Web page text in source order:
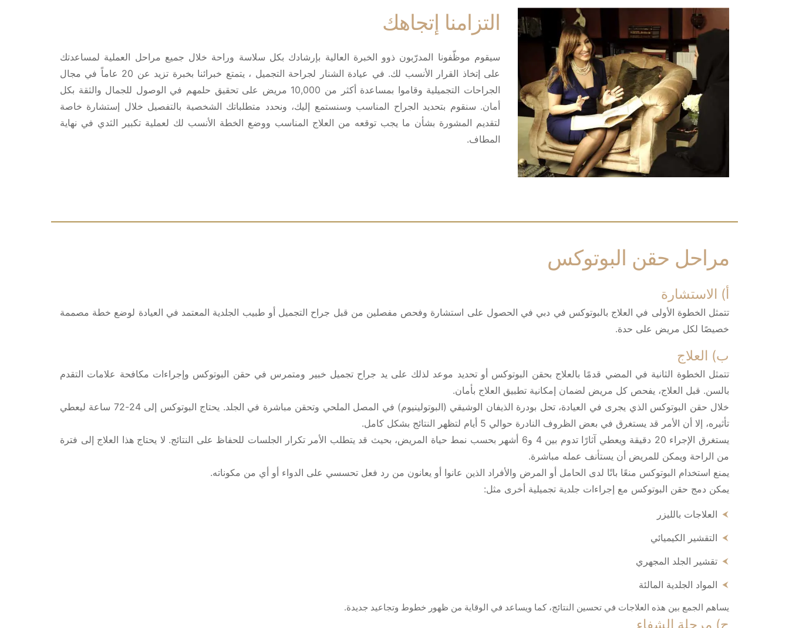
التزامنا إتجاهك
سيقوم موظّفونا المدرّبون ذوو الخبرة العالية بإرشادك بكل سلاسة وراحة خلال جميع مراحل العملية لمساعدتك
على إتخاذ القرار الأنسب لك. في عيادة الشنار لجراحة التجميل ، يتمتع خبرائنا بخبرة تزيد عن 20 عاماً في مجال
الجراحات التجميلية وقاموا بمساعدة أكثر من 10,000 مريض على تحقيق حلمهم في الوصول للجمال والثقة بكل
أمان. سنقوم بتحديد الجراح المناسب وسنستمع إليك، ونحدد متطلباتك الشخصية بالتفصيل خلال إستشارة خاصة
لتقديم المشورة بشأن ما يجب توقعه من العلاج المناسب ووضع الخطة الأنسب لك لعملية تكبير الثدي في نهاية
المطاف.
مراحل حقن البوتوكس
أ) الاستشارة
تتمثل الخطوة الأولى في العلاج بالبوتوكس في دبي في الحصول على استشارة وفحص مفصلين من قبل جراح التجميل أو طبيب الجلدية المعتمد في العيادة لوضع خطة مصممة
خصيصًا لكل مريض على حدة.
ب) العلاج
تتمثل الخطوة الثانية في المضي قدمًا بالعلاج بحقن البوتوكس أو تحديد موعد لذلك على يد جراح تجميل خبير ومتمرس في حقن البوتوكس وإجراءات مكافحة علامات التقدم
بالسن. قبل العلاج، يفحص كل مريض لضمان إمكانية تطبيق العلاج بأمان.
خلال حقن البوتوكس الذي يجرى في العيادة، تحل بودرة الذيفان الوشيقي (البوتولينيوم) في المصل الملحي وتحقن مباشرة في الجلد. يحتاج البوتوكس إلى 24-72 ساعة ليعطي
تأثيره، إلا أن الأمر قد يستغرق في بعض الظروف النادرة حوالي 5 أيام لتظهر النتائج بشكل كامل.
يستغرق الإجراء 20 دقيقة ويعطي آثارًا تدوم بين 4 و6 أشهر بحسب نمط حياة المريض، بحيث قد يتطلب الأمر تكرار الجلسات للحفاظ على النتائج. لا يحتاج هذا العلاج إلى فترة
من الراحة ويمكن للمريض أن يستأنف عمله مباشرة.
يمنع استخدام البوتوكس منعًا باتًا لدى الحامل أو المرض والأفراد الذين عانوا أو يعانون من رد فعل تحسسي على الدواء أو أي من مكوناته.
يمكن دمج حقن البوتوكس مع إجراءات جلدية تجميلية أخرى مثل:
العلاجات بالليزر
التقشير الكيميائي
تقشير الجلد المجهري
المواد الجلدية المالئة
يساهم الجمع بين هذه العلاجات في تحسين النتائج، كما ويساعد في الوقاية من ظهور خطوط وتجاعيد جديدة.
ج) مرحلة الشفاء